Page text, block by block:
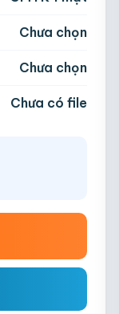
đa 50MB)
Chưa chọn
Chưa chọn
Chưa có file